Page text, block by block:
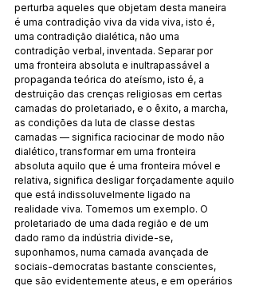
perturba aqueles que objetam desta maneira
é uma contradição viva da vida viva, isto é,
uma contradição dialética, não uma
contradição verbal, inventada. Separar por
uma fronteira absoluta e inultrapassável a
propaganda teórica do ateísmo, isto é, a
destruição das crenças religiosas em certas
camadas do proletariado, e o êxito, a marcha,
as condições da luta de classe destas
camadas — significa raciocinar de modo não
dialético, transformar em uma fronteira
absoluta aquilo que é uma fronteira móvel e
relativa, significa desligar forçadamente aquilo
que está indissoluvelmente ligado na
realidade viva. Tomemos um exemplo. O
proletariado de uma dada região e de um
dado ramo da indústria divide-se,
suponhamos, numa camada avançada de
sociais-democratas bastante conscientes,
que são evidentemente ateus, e em operários